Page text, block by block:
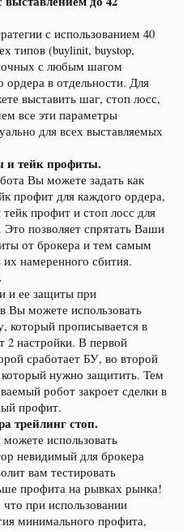
с использованием 40
типов (buylinit, buystop,
с любым шагом
ордера в отдельности. Для
выставить шаг, стоп лосс,
все эти параметры
для всех выставляемых
и тейк профиты.
Вы можете задать как
профит для каждого ордера,
профит и стоп лосс для
Это позволяет спрятать Ваши
от брокера и тем самым
намеренного сбития.
и ее защиты при
Вы можете использовать
который прописывается в
2 настройки. В первой
сработает БУ, во второй
нужно защитить. Тем
робот закроет сделки в
профит.
трейлинг стоп.
использовать
невидимый для брокера
вам тестировать
профита на рывках рынка!
при использовании
минимального профита,